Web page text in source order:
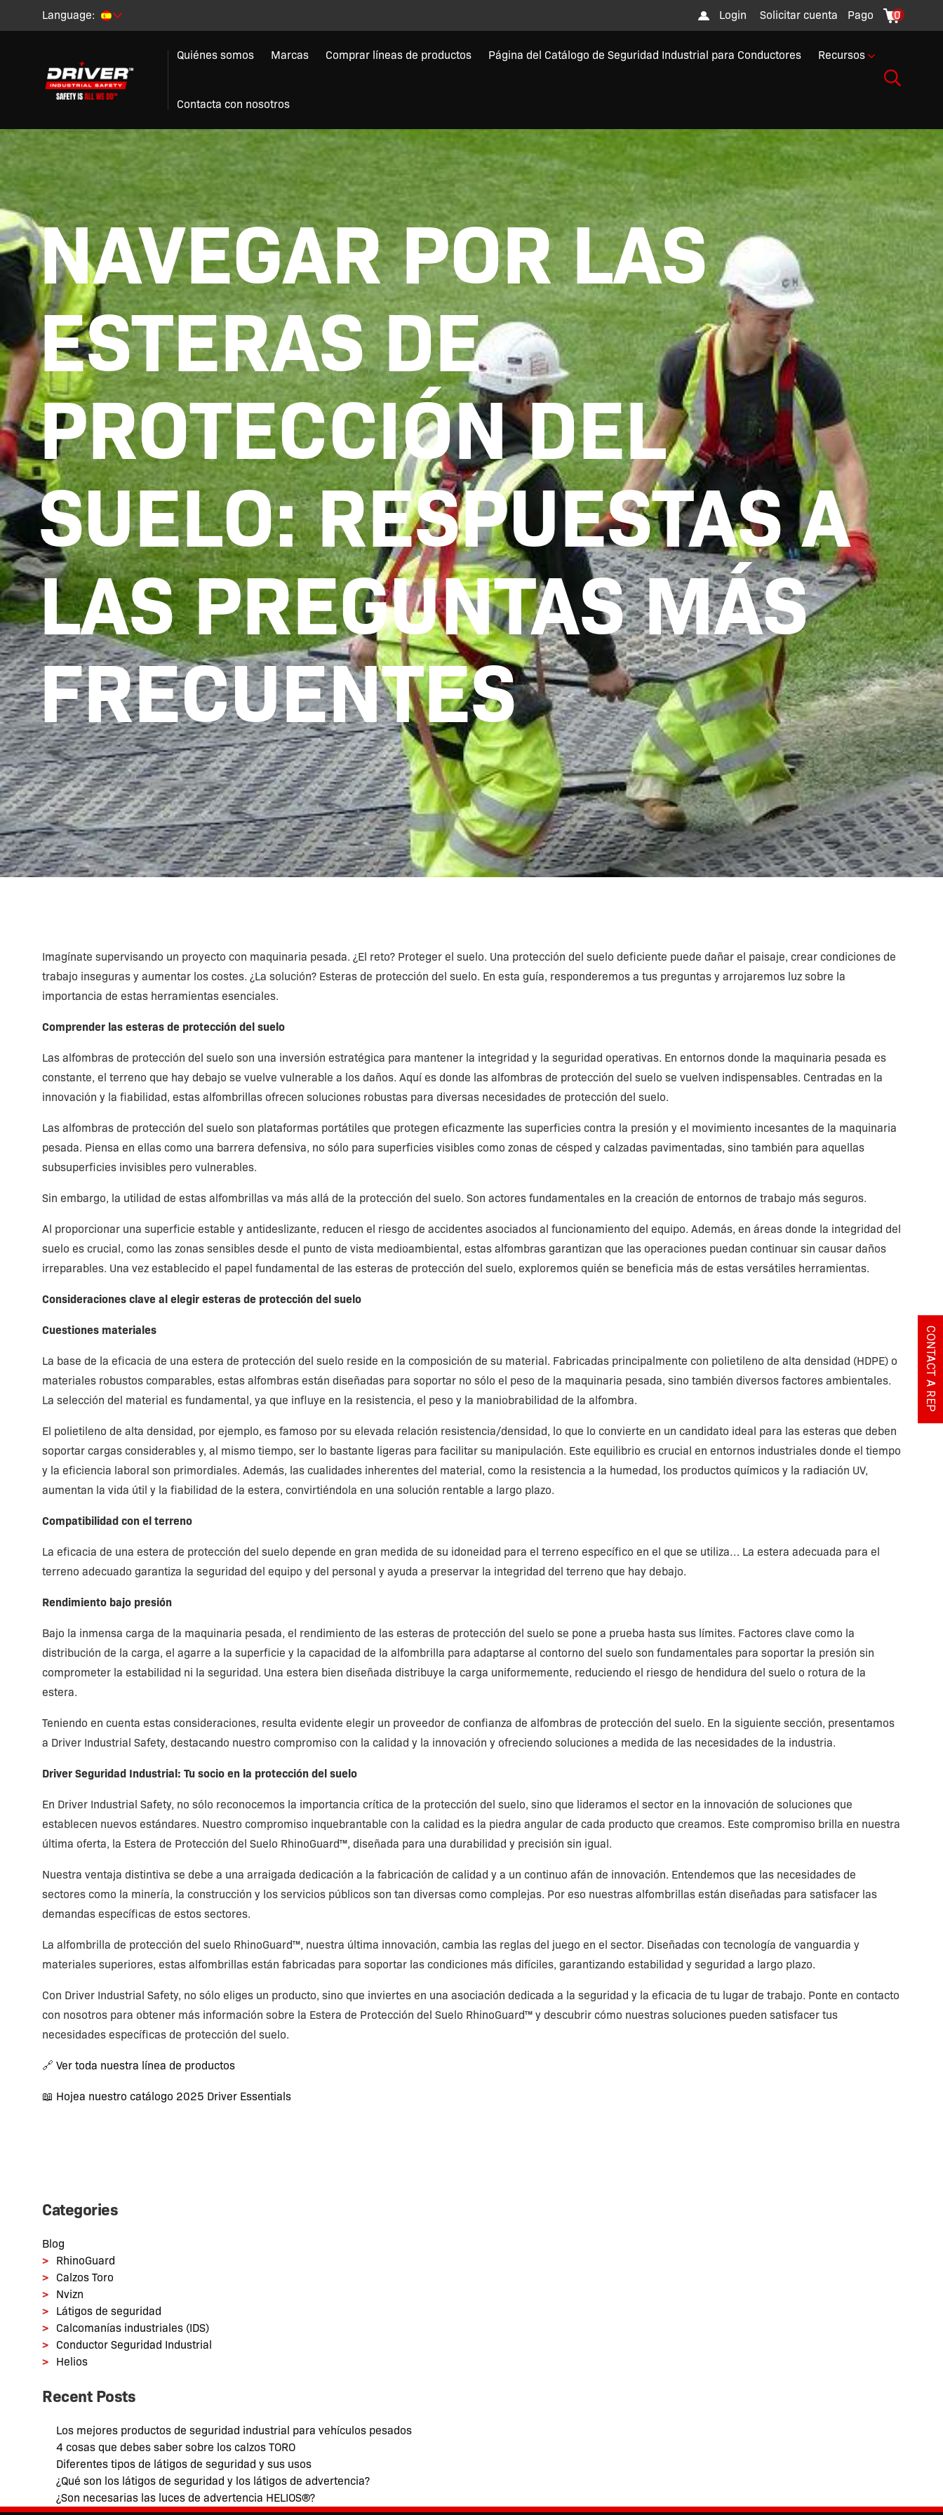
Language: Login Solicitar cuenta Pago 0
Quiénes somos Marcas Comprar líneas de productos Página del Catálogo de Seguridad Industrial para Conductores Recursos
Contacta con nosotros
NAVEGAR POR LAS
ESTERAS DE
PROTECCIÓN DEL
SUELO: RESPUESTAS A
LAS PREGUNTAS MÁS
FRECUENTES
Imagínate supervisando un proyecto con maquinaria pesada. ¿El reto? Proteger el suelo. Una protección del suelo deficiente puede dañar el paisaje, crear condiciones de
trabajo inseguras y aumentar los costes. ¿La solución? Esteras de protección del suelo. En esta guía, responderemos a tus preguntas y arrojaremos luz sobre la
importancia de estas herramientas esenciales.
Comprender las esteras de protección del suelo
Las alfombras de protección del suelo son una inversión estratégica para mantener la integridad y la seguridad operativas. En entornos donde la maquinaria pesada es
constante, el terreno que hay debajo se vuelve vulnerable a los daños. Aquí es donde las alfombras de protección del suelo se vuelven indispensables. Centradas en la
innovación y la fiabilidad, estas alfombrillas ofrecen soluciones robustas para diversas necesidades de protección del suelo.
Las alfombras de protección del suelo son plataformas portátiles que protegen eficazmente las superficies contra la presión y el movimiento incesantes de la maquinaria
pesada. Piensa en ellas como una barrera defensiva, no sólo para superficies visibles como zonas de césped y calzadas pavimentadas, sino también para aquellas
subsuperficies invisibles pero vulnerables.
Sin embargo, la utilidad de estas alfombrillas va más allá de la protección del suelo. Son actores fundamentales en la creación de entornos de trabajo más seguros.
Al proporcionar una superficie estable y antideslizante, reducen el riesgo de accidentes asociados al funcionamiento del equipo. Además, en áreas donde la integridad del
suelo es crucial, como las zonas sensibles desde el punto de vista medioambiental, estas alfombras garantizan que las operaciones puedan continuar sin causar daños
irreparables. Una vez establecido el papel fundamental de las esteras de protección del suelo, exploremos quién se beneficia más de estas versátiles herramientas.
Consideraciones clave al elegir esteras de protección del suelo
Cuestiones materiales
La base de la eficacia de una estera de protección del suelo reside en la composición de su material. Fabricadas principalmente con polietileno de alta densidad (HDPE) o
materiales robustos comparables, estas alfombras están diseñadas para soportar no sólo el peso de la maquinaria pesada, sino también diversos factores ambientales.
La selección del material es fundamental, ya que influye en la resistencia, el peso y la maniobrabilidad de la alfombra.
El polietileno de alta densidad, por ejemplo, es famoso por su elevada relación resistencia/densidad, lo que lo convierte en un candidato ideal para las esteras que deben
soportar cargas considerables y, al mismo tiempo, ser lo bastante ligeras para facilitar su manipulación. Este equilibrio es crucial en entornos industriales donde el tiempo
y la eficiencia laboral son primordiales. Además, las cualidades inherentes del material, como la resistencia a la humedad, los productos químicos y la radiación UV,
aumentan la vida útil y la fiabilidad de la estera, convirtiéndola en una solución rentable a largo plazo.
Compatibilidad con el terreno
La eficacia de una estera de protección del suelo depende en gran medida de su idoneidad para el terreno específico en el que se utiliza… La estera adecuada para el
terreno adecuado garantiza la seguridad del equipo y del personal y ayuda a preservar la integridad del terreno que hay debajo.
Rendimiento bajo presión
Bajo la inmensa carga de la maquinaria pesada, el rendimiento de las esteras de protección del suelo se pone a prueba hasta sus límites. Factores clave como la
distribución de la carga, el agarre a la superficie y la capacidad de la alfombrilla para adaptarse al contorno del suelo son fundamentales para soportar la presión sin
comprometer la estabilidad ni la seguridad. Una estera bien diseñada distribuye la carga uniformemente, reduciendo el riesgo de hendidura del suelo o rotura de la
estera.
Teniendo en cuenta estas consideraciones, resulta evidente elegir un proveedor de confianza de alfombras de protección del suelo. En la siguiente sección, presentamos
a Driver Industrial Safety, destacando nuestro compromiso con la calidad y la innovación y ofreciendo soluciones a medida de las necesidades de la industria.
Driver Seguridad Industrial: Tu socio en la protección del suelo
En Driver Industrial Safety, no sólo reconocemos la importancia crítica de la protección del suelo, sino que lideramos el sector en la innovación de soluciones que
establecen nuevos estándares. Nuestro compromiso inquebrantable con la calidad es la piedra angular de cada producto que creamos. Este compromiso brilla en nuestra
última oferta, la Estera de Protección del Suelo RhinoGuard™, diseñada para una durabilidad y precisión sin igual.
Nuestra ventaja distintiva se debe a una arraigada dedicación a la fabricación de calidad y a un continuo afán de innovación. Entendemos que las necesidades de
sectores como la minería, la construcción y los servicios públicos son tan diversas como complejas. Por eso nuestras alfombrillas están diseñadas para satisfacer las
demandas específicas de estos sectores.
La alfombrilla de protección del suelo RhinoGuard™, nuestra última innovación, cambia las reglas del juego en el sector. Diseñadas con tecnología de vanguardia y
materiales superiores, estas alfombrillas están fabricadas para soportar las condiciones más difíciles, garantizando estabilidad y seguridad a largo plazo.
Con Driver Industrial Safety, no sólo eliges un producto, sino que inviertes en una asociación dedicada a la seguridad y la eficacia de tu lugar de trabajo. Ponte en contacto
con nosotros para obtener más información sobre la Estera de Protección del Suelo RhinoGuard™ y descubrir cómo nuestras soluciones pueden satisfacer tus
necesidades específicas de protección del suelo.
🔗 Ver toda nuestra línea de productos
📖 Hojea nuestro catálogo 2025 Driver Essentials
Categories
Blog
RhinoGuard
Calzos Toro
Nvizn
Látigos de seguridad
Calcomanías industriales (IDS)
Conductor Seguridad Industrial
Helios
Recent Posts
Los mejores productos de seguridad industrial para vehículos pesados
4 cosas que debes saber sobre los calzos TORO
Diferentes tipos de látigos de seguridad y sus usos
¿Qué son los látigos de seguridad y los látigos de advertencia?
¿Son necesarias las luces de advertencia HELIOS®?
CONTACT A REP